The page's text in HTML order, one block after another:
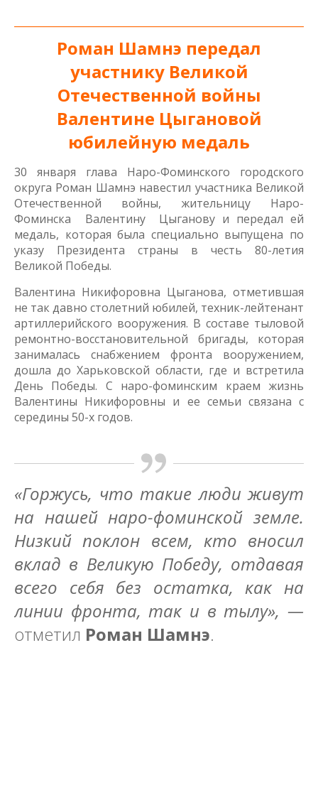
Роман Шамнэ передал
участнику Великой
Отечественной войны
Валентине Цыгановой
юбилейную медаль
30 января глава Наро-Фоминского городского
округа Роман Шамнэ навестил участника Великой
Отечественной войны, жительницу Наро-
Фоминска Валентину Цыганову и передал ей
медаль, которая была специально выпущена по
указу Президента страны в честь 80-летия
Великой Победы.
Валентина Никифоровна Цыганова, отметившая
не так давно столетний юбилей, техник-лейтенант
артиллерийского вооружения. В составе тыловой
ремонтно-восстановительной бригады, которая
занималась снабжением фронта вооружением,
дошла до Харьковской области, где и встретила
День Победы. С наро-фоминским краем жизнь
Валентины Никифоровны и ее семьи связана с
середины 50-х годов.
«Горжусь, что такие люди живут
на нашей наро-фоминской земле.
Низкий поклон всем, кто вносил
вклад в Великую Победу, отдавая
всего себя без остатка, как на
линии фронта, так и в тылу», —
отметил Роман Шамнэ.